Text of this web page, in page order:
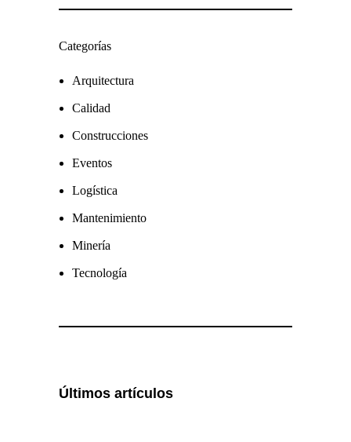
Categorías
Arquitectura
Calidad
Construcciones
Eventos
Logística
Mantenimiento
Minería
Tecnología
Últimos artículos